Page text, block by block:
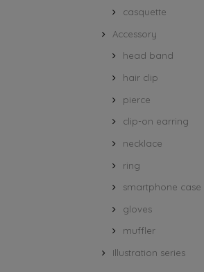
casquette
Accessory
head band
hair clip
pierce
clip-on earring
necklace
ring
smartphone case
gloves
muffler
Illustration series